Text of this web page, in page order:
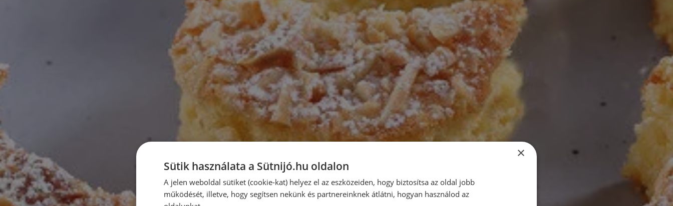
×
Sütik használata a Sütnijó.hu oldalon
A jelen weboldal sütiket (cookie-kat) helyez el az eszközeiden, hogy biztosítsa az oldal jobb
működését, illetve, hogy segítsen nekünk és partnereinknek átlátni, hogyan használod az